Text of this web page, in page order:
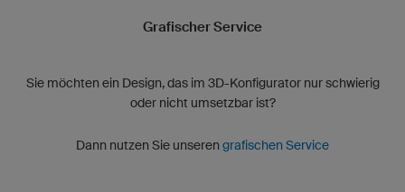
Grafischer Service
Sie möchten ein Design, das im 3D-Konfigurator nur schwierig
oder nicht umsetzbar ist?
Dann nutzen Sie unseren grafischen Service